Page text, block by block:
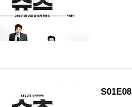
S01E08